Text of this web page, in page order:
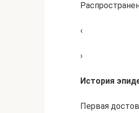
‹
›
История
Первая